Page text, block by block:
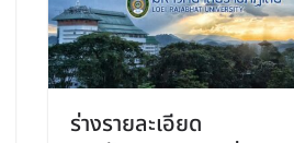
ร่างรายละเอียด